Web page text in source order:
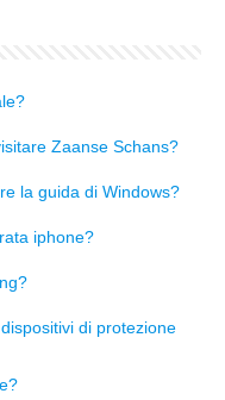
Zaanse Schans?
la guida di Windows?
iphone?
di protezione